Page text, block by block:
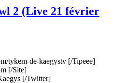
2 (Live 21 février
tykem-de-kaegystv [/Tipeee]
[/Site]
[/Twitter]